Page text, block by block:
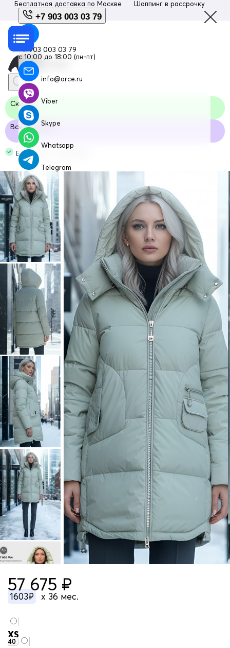
Бесплатная доставка по Москве Шоппинг в рассрочку
+7 903 003 03 79
+7 903 003 03 79
с 10:00 до 18:00 (пн-пт)
info@orce.ru
Viber
Skype
Whatsapp
Telegram
Скидка
Все размеры
В наличии Код: 3193Sl
57 675 ₽
1603₽ x 36 мес.
XS
40